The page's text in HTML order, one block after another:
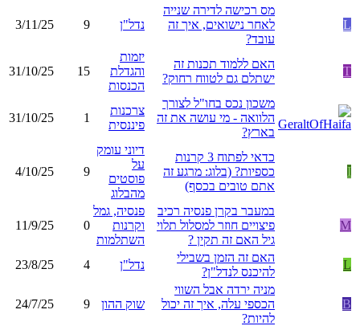
L
מס רכישה לדירה שנייה
לאחר נישואים, איך זה
עובד?
נדל"ן 9
3/11/25
T
האם ללמוד תכנות זה
ישתלם גם לטווח רחוק?
יזמות
והגדלת
הכנסות
15
31/10/25
משכון נכס בחו"ל לצורך
הלוואה - מי עושה את זה
בארץ?
צרכנות
פיננסית
1
31/10/25
I
כדאי לפתוח 3 קרנות
כספיות? (בלוג: מרגע זה
אתם טובים בכסף)
דיוני עומק
על
פוסטים
מהבלוג
9
4/10/25
M
במעבר בקרן פנסיה רכיב
פיצויים חוזר למסלול תלוי
גיל האם זה תקין ?
פנסיה, גמל
וקרנות
השתלמות
0
11/9/25
L
האם זה הזמן בשבילי
להיכנס לנדל"ן?
נדל"ן 4
23/8/25
B
מניה ירדה אבל השווי
הכספי עלה, איך זה יכול
להיות?
שוק ההון 9
24/7/25